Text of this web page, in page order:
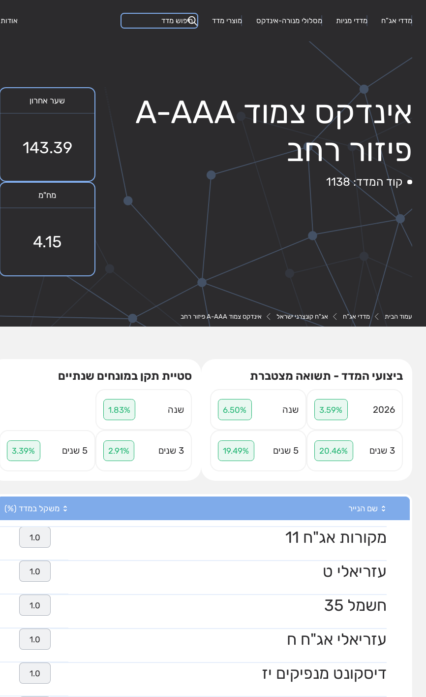
מדדי אג”ח מדדי מניות מסלולי מנורה-אינדקס מוצרי מדד אודות
אינדקס צמוד A-AAA
פיזור רחב
קוד המדד: 1138
שער אחרון
143.39
מח"מ
4.15
עמוד הבית מדדי אג”ח אג"ח קונצרני ישראל אינדקס צמוד A-AAA פיזור רחב
ביצועי המדד - תשואה מצטברת
2026
3.59% שנה 6.50%
3 שנים 20.46% 5 שנים 19.49%
סטיית תקן במונחים שנתיים
שנה 1.83%
3 שנים 2.91% 5 שנים 3.39%
שם הנייר משקל במדד (%)
מקורות אג"ח 11 1.0
עזריאלי ט 1.0
חשמל 35 1.0
עזריאלי אג"ח ח 1.0
דיסקונט מנפיקים יז 1.0